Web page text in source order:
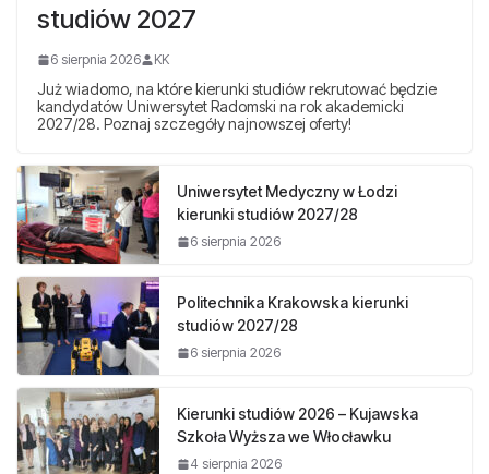
studiów 2027
6 sierpnia 2026 KK
Już wiadomo, na które kierunki studiów rekrutować będzie
kandydatów Uniwersytet Radomski na rok akademicki
2027/28. Poznaj szczegóły najnowszej oferty!
Uniwersytet Medyczny w Łodzi
kierunki studiów 2027/28
6 sierpnia 2026
Politechnika Krakowska kierunki
studiów 2027/28
6 sierpnia 2026
Kierunki studiów 2026 – Kujawska
Szkoła Wyższa we Włocławku
4 sierpnia 2026